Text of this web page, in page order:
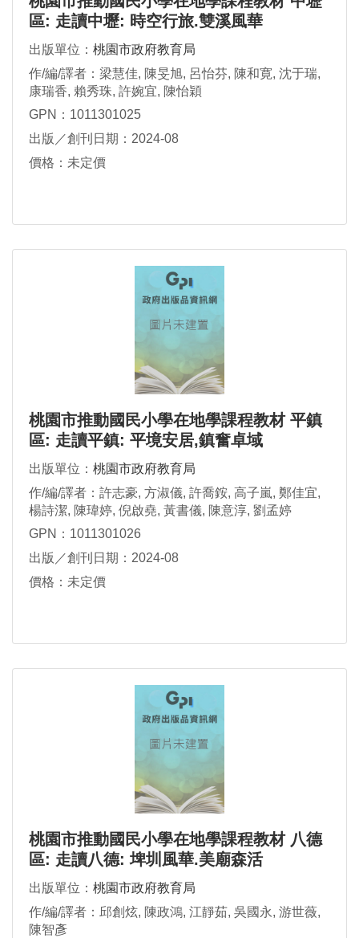
區: 走讀中壢: 時空行旅.雙溪風華
出版單位： 桃園市政府教育局
作/編/譯者：梁慧佳, 陳旻旭, 呂怡芬, 陳和寛, 沈于瑞,
康瑞香, 賴秀珠, 許婉宜, 陳怡穎
GPN：1011301025
出版／創刊日期：2024-08
價格：未定價
桃園市推動國民小學在地學課程教材 平鎮
區: 走讀平鎮: 平境安居,鎮奮卓域
出版單位： 桃園市政府教育局
作/編/譯者：許志豪, 方淑儀, 許喬銨, 高子嵐, 鄭佳宜,
楊詩潔, 陳瑋婷, 倪啟堯, 黃書儀, 陳意淳, 劉孟婷
GPN：1011301026
出版／創刊日期：2024-08
價格：未定價
桃園市推動國民小學在地學課程教材 八德
區: 走讀八德: 埤圳風華.美廟森活
出版單位： 桃園市政府教育局
作/編/譯者：邱創炫, 陳政鴻, 江靜茹, 吳國永, 游世薇,
陳智彥